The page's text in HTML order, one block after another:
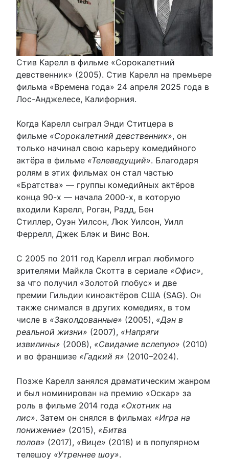
Стив Карелл в фильме «Сорокалетний
девственник» (2005). Стив Карелл на премьере
фильма «Времена года» 24 апреля 2025 года в
Лос-Анджелесе, Калифорния.
Когда Карелл сыграл Энди Ститцера в
фильме «Сорокалетний девственник», он
только начинал свою карьеру комедийного
актёра в фильме «Телеведущий». Благодаря
ролям в этих фильмах он стал частью
«Братства» — группы комедийных актёров
конца 90-х — начала 2000-х, в которую
входили Карелл, Роган, Радд, Бен
Стиллер, Оуэн Уилсон, Люк Уилсон, Уилл
Феррелл, Джек Блэк и Винс Вон.
С 2005 по 2011 год Карелл играл любимого
зрителями Майкла Скотта в сериале «Офис»,
за что получил «Золотой глобус» и две
премии Гильдии киноактёров США (SAG). Он
также снимался в других комедиях, в том
числе в «Заколдованные» (2005), «Дэн в
реальной жизни» (2007), «Напряги
извилины» (2008), «Свидание вслепую» (2010)
и во франшизе «Гадкий я» (2010–2024).
Позже Карелл занялся драматическим жанром
и был номинирован на премию «Оскар» за
роль в фильме 2014 года «Охотник на
лис». Затем он снялся в фильмах «Игра на
понижение» (2015), «Битва
полов» (2017), «Вице» (2018) и в популярном
телешоу «Утреннее шоу».